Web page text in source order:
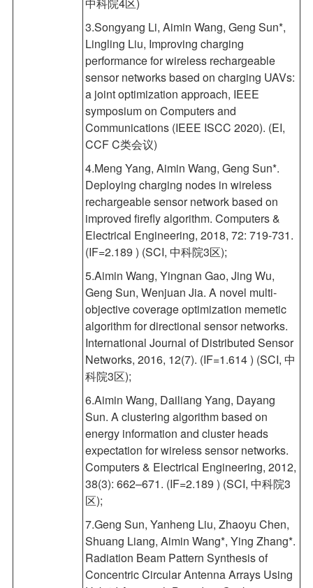
3.Songyang Li, Aimin Wang, Geng Sun*,
Lingling Liu, Improving charging
performance for wireless rechargeable
sensor networks based on charging UAVs:
a joint optimization approach, IEEE
symposium on Computers and
Communications (IEEE ISCC 2020). (EI,
CCF C类会议)
4.Meng Yang, Aimin Wang, Geng Sun*.
Deploying charging nodes in wireless
rechargeable sensor network based on
improved firefly algorithm. Computers &
Electrical Engineering, 2018, 72: 719-731.
(IF=2.189 ) (SCI, 中科院3区);
5.Aimin Wang, Yingnan Gao, Jing Wu,
Geng Sun, Wenjuan Jia. A novel multi-
objective coverage optimization memetic
algorithm for directional sensor networks.
International Journal of Distributed Sensor
Networks, 2016, 12(7). (IF=1.614 ) (SCI, 中
科院3区);
6.Aimin Wang, Dailiang Yang, Dayang
Sun. A clustering algorithm based on
energy information and cluster heads
expectation for wireless sensor networks.
Computers & Electrical Engineering, 2012,
38(3): 662–671. (IF=2.189 ) (SCI, 中科院3
区);
7.Geng Sun, Yanheng Liu, Zhaoyu Chen,
Shuang Liang, Aimin Wang*, Ying Zhang*.
Radiation Beam Pattern Synthesis of
Concentric Circular Antenna Arrays Using